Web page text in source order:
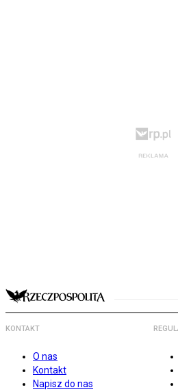
KONTAKT
O nas
Kontakt
Napisz do nas